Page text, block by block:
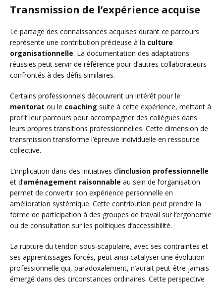
Transmission de l’expérience acquise
Le partage des connaissances acquises durant ce parcours
représente une contribution précieuse à la culture
organisationnelle. La documentation des adaptations
réussies peut servir de référence pour d’autres collaborateurs
confrontés à des défis similaires.
Certains professionnels découvrent un intérêt pour le
mentorat ou le coaching suite à cette expérience, mettant à
profit leur parcours pour accompagner des collègues dans
leurs propres transitions professionnelles. Cette dimension de
transmission transforme l’épreuve individuelle en ressource
collective.
L’implication dans des initiatives d’inclusion professionnelle
et d’aménagement raisonnable au sein de l’organisation
permet de convertir son expérience personnelle en
amélioration systémique. Cette contribution peut prendre la
forme de participation à des groupes de travail sur l’ergonomie
ou de consultation sur les politiques d’accessibilité.
La rupture du tendon sous-scapulaire, avec ses contraintes et
ses apprentissages forcés, peut ainsi catalyser une évolution
professionnelle qui, paradoxalement, n’aurait peut-être jamais
émergé dans des circonstances ordinaires. Cette perspective